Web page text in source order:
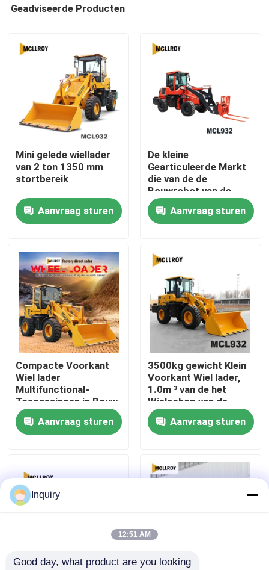
Huis
Producten
Ongeveer ons
Fabrieksreis
Kwaliteitscontrole
Contacteer ons
Verzoek om een Citaat
Compacte Wielladers
Geadviseerde Producten
Mini gelede wiellader
van 2 ton 1350 mm
stortbereik
Aanvraag sturen
De kleine
Gearticuleerde Markt
die van de de
Bouwrobot van de
Wiellader Industriële
Geen
Onderbrekingspunt
Aanvraag sturen
Compacte Voorkant
Wiel lader
Multifunctional-
Toepassingen in Bouw
en Landbouw
Aanvraag sturen
3500kg gewicht Klein
Voorkant Wiel lader,
1.0m ³ van de het
Wielschop van de
Emmercapaciteit het
WielladerAanvraag sturen
Inquiry
12:51 AM
Good day, what product are you looking